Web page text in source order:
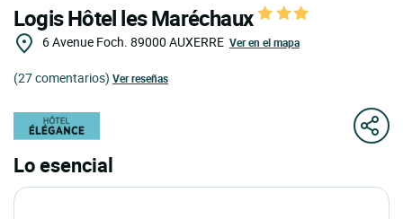
Logis Hôtel les Maréchaux
6 Avenue Foch. 89000 AUXERRE Ver en el mapa
(27 comentarios) Ver reseñas
Lo esencial